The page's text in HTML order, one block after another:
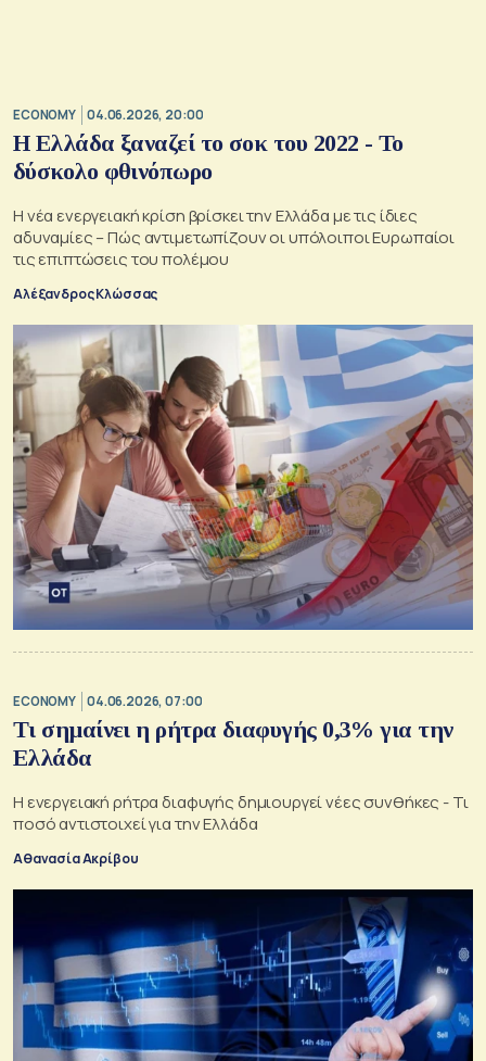
ECONOMY 04.06.2026, 20:00
Η Ελλάδα ξαναζεί το σοκ του 2022 - Το
δύσκολο φθινόπωρο
Η νέα ενεργειακή κρίση βρίσκει την Ελλάδα με τις ίδιες
αδυναμίες – Πώς αντιμετωπίζουν οι υπόλοιποι Ευρωπαίοι
τις επιπτώσεις του πολέμου
Αλέξανδρος Κλώσσας
ECONOMY 04.06.2026, 07:00
Τι σημαίνει η ρήτρα διαφυγής 0,3% για την
Ελλάδα
Η ενεργειακή ρήτρα διαφυγής δημιουργεί νέες συνθήκες - Τι
ποσό αντιστοιχεί για την Ελλάδα
Αθανασία Ακρίβου